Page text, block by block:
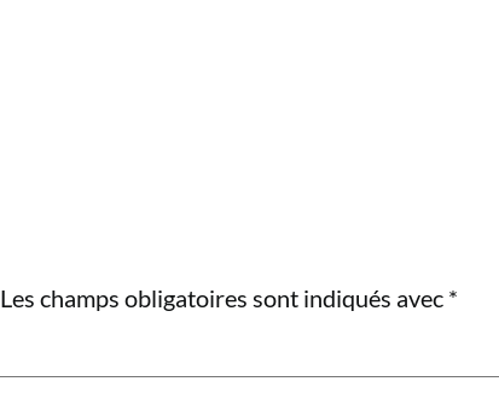
Les champs obligatoires sont indiqués avec *